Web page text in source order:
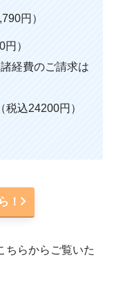
円）
）
経費のご請求は
税込24200円）
！
ちらからご覧いた